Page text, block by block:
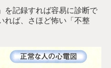
を記録すれば容易に診断で
れば、さほど怖い「不整